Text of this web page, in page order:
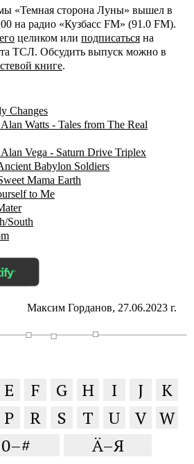
«Темная сторона Луны» вышел в
на радио «Кузбасс FM» (91.0 FM).
целиком или подписаться на
ТСЛ. Обсудить выпуск можно в
книге.
Changes
Watts - Tales from The Real
Vega - Saturn Drive Triplex
Babylon Soldiers
Mama Earth
to Me
South
Максим Горданов, 27.06.2023 г.
E F G H I J
K
P R S T U V W
0–# Ä–Я